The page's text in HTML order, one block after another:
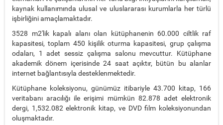
kaynak kullanımında ulusal ve uluslararası kurumlarla her türlü
işbirliğini amaçlamaktadır.
3528 m2'lik kapalı alanı olan kütüphanenin 60.000 ciltlik raf
kapasitesi, toplam 450 kişilik oturma kapasitesi, grup çalışma
odaları, 1 adet sessiz çalışma salonu mevcuttur. Kütüphane
akademik dönem içerisinde 24 saat açıktır, bütün bu alanlar
internet bağlantısıyla desteklenmektedir.
Kütüphane koleksiyonu, günümüz itibariyle 43.700 kitap, 166
veritabanı aracılığı ile erişimi mümkün 82.878 adet elektronik
dergi, 1,532.082 elektronik kitap, ve DVD film koleksiyonundan
oluşmaktadır.